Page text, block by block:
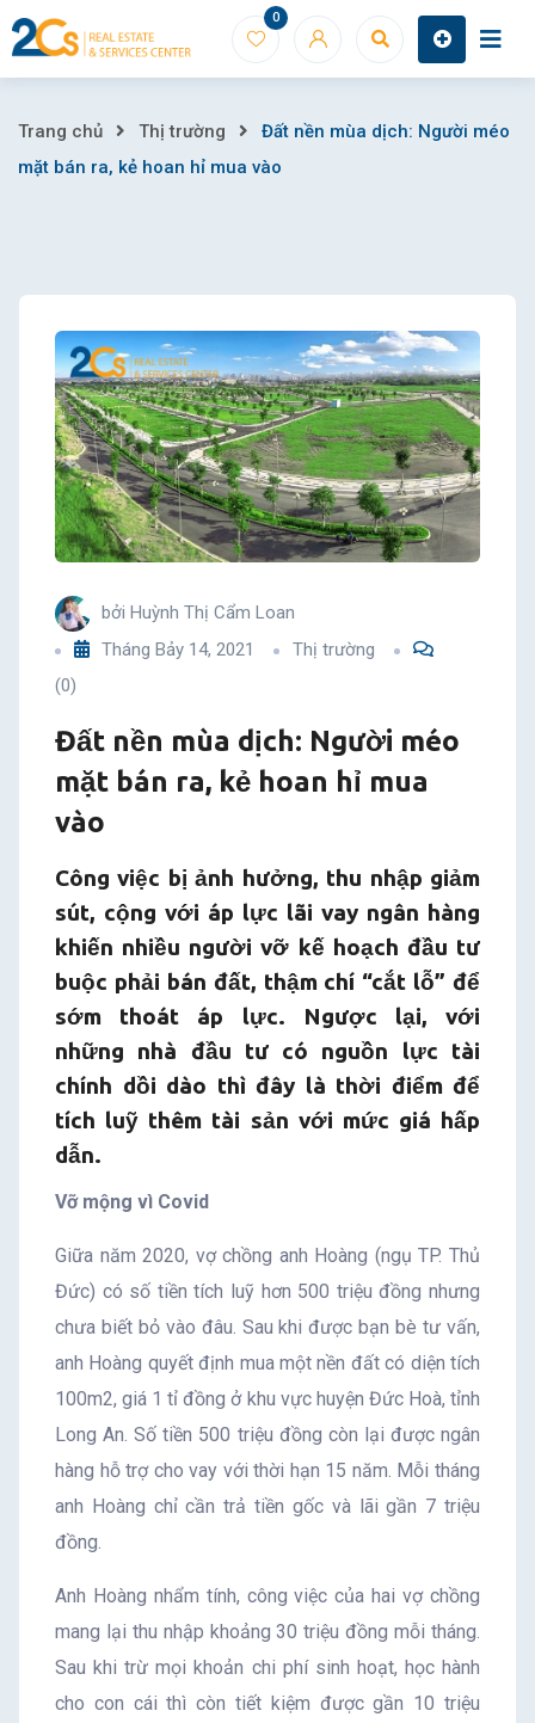
Skip
to
0
Đất
dịch:
Người
méo
mặt
bán
ra,
kẻ
hoan
mua
Trang chủ Thị trường
Đất nền mùa dịch: Người méo
mặt bán ra, kẻ hoan hỉ mua vào
bởi Huỳnh Thị Cẩm Loan
Tháng Bảy 14, 2021
Thị trường
(0)
Đất nền mùa dịch: Người méo
mặt bán ra, kẻ hoan hỉ mua
vào
Công việc bị ảnh hưởng, thu nhập giảm
sút, cộng với áp lực lãi vay ngân hàng
khiến nhiều người vỡ kế hoạch đầu tư
buộc phải bán đất, thậm chí “cắt lỗ” để
sớm thoát áp lực. Ngược lại, với
những nhà đầu tư có nguồn lực tài
chính dồi dào thì đây là thời điểm để
tích luỹ thêm tài sản với mức giá hấp
dẫn.
Vỡ mộng vì Covid
Giữa năm 2020, vợ chồng anh Hoàng (ngụ TP. Thủ
Đức) có số tiền tích luỹ hơn 500 triệu đồng nhưng
chưa biết bỏ vào đâu. Sau khi được bạn bè tư vấn,
anh Hoàng quyết định mua một nền đất có diện tích
100m2, giá 1 tỉ đồng ở khu vực huyện Đức Hoà, tỉnh
Long An. Số tiền 500 triệu đồng còn lại được ngân
hàng hỗ trợ cho vay với thời hạn 15 năm. Mỗi tháng
anh Hoàng chỉ cần trả tiền gốc và lãi gần 7 triệu
đồng.
Anh Hoàng nhẩm tính, công việc của hai vợ chồng
mang lại thu nhập khoảng 30 triệu đồng mỗi tháng.
Sau khi trừ mọi khoản chi phí sinh hoạt, học hành
cho con cái thì còn tiết kiệm được gần 10 triệu